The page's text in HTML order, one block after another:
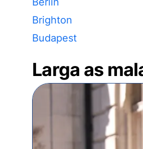
Brighton
Budapest
Larga as